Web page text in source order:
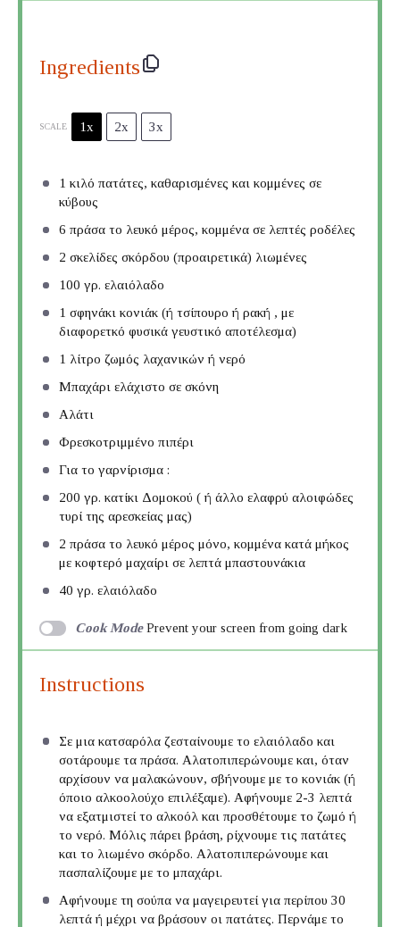
Ingredients
SCALE 1x 2x 3x
1 κιλό πατάτες, καθαρισμένες και κομμένες σε
κύβους
6 πράσα το λευκό μέρος, κομμένα σε λεπτές ροδέλες
2 σκελίδες σκόρδου (προαιρετικά) λιωμένες
100 γρ. ελαιόλαδο
1 σφηνάκι κονιάκ (ή τσίπουρο ή ρακή , με
διαφορετκό φυσικά γευστικό αποτέλεσμα)
1 λίτρο ζωμός λαχανικών ή νερό
Μπαχάρι ελάχιστο σε σκόνη
Αλάτι
Φρεσκοτριμμένο πιπέρι
Για το γαρνίρισμα :
200 γρ. κατίκι Δομοκού ( ή άλλο ελαφρύ αλοιφώδες
τυρί της αρεσκείας μας)
2 πράσα το λευκό μέρος μόνο, κομμένα κατά μήκος
με κοφτερό μαχαίρι σε λεπτά μπαστουνάκια
40 γρ. ελαιόλαδο
Cook Mode Prevent your screen from going dark
Instructions
Σε μια κατσαρόλα ζεσταίνουμε το ελαιόλαδο και
σοτάρουμε τα πράσα. Αλατοπιπερώνουμε και, όταν
αρχίσουν να μαλακώνουν, σβήνουμε με το κονιάκ (ή
όποιο αλκοολούχο επιλέξαμε). Αφήνουμε 2-3 λεπτά
να εξατμιστεί το αλκοόλ και προσθέτουμε το ζωμό ή
το νερό. Μόλις πάρει βράση, ρίχνουμε τις πατάτες
και το λιωμένο σκόρδο. Αλατοπιπερώνουμε και
πασπαλίζουμε με το μπαχάρι.
Αφήνουμε τη σούπα να μαγειρευτεί για περίπου 30
λεπτά ή μέχρι να βράσουν οι πατάτες. Περνάμε το